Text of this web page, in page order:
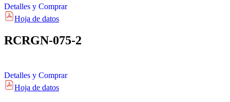
Detalles y Comprar
Hoja de datos
RCRGN-075-2
Detalles y Comprar
Hoja de datos